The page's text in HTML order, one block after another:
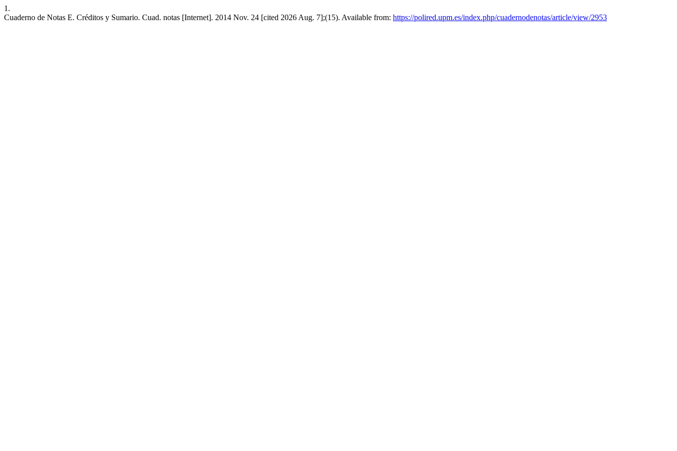
1.
Cuaderno de Notas E. Créditos y Sumario. Cuad. notas [Internet]. 2014 Nov. 24 [cited 2026 Aug. 7];(15). Available from: https://polired.upm.es/index.php/cuadernodenotas/article/view/2953